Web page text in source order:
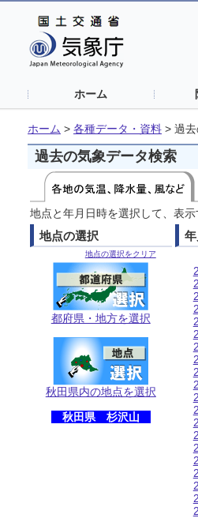
ホーム
ホーム > 各種データ・資料 > 過
過去の気象データ検索
地点と年月日時を選択して、表
地点の選択
地点の選択をクリア
都府県・地方を選択
秋田県内の地点を選択
秋田県 杉沢山